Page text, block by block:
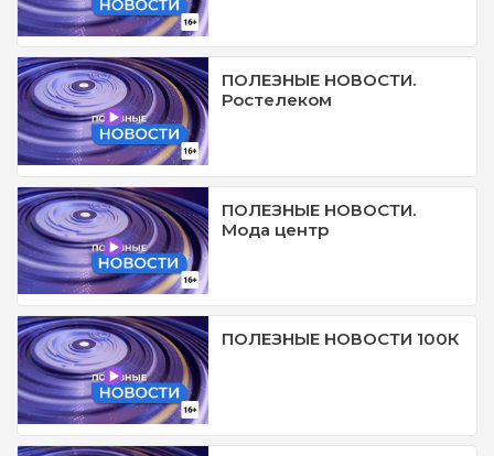
ПОЛЕЗНЫЕ НОВОСТИ.
Ростелеком
ПОЛЕЗНЫЕ НОВОСТИ.
Мода центр
ПОЛЕЗНЫЕ НОВОСТИ 100К